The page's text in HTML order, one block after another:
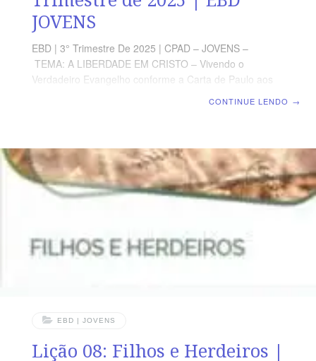
JOVENS
EBD | 3° Trimestre De 2025 | CPAD – JOVENS –
TEMA: A LIBERDADE EM CRISTO – Vivendo o
Verdadeiro Evangelho conforme a Carta de Paulo aos
Jesus Cristo, somos filhos de Deus e descendência de
Abraão. LEITURA DA SEMANA SEGUNDA — Gl 4.21
Para seguir a Lei, ao menos leia-aTERÇA — Gl 4.22
Dois filhos, um escravo e outro
CONTINUE LENDO →
EBD | JOVENS
Lição 08: Filhos e Herdeiros |